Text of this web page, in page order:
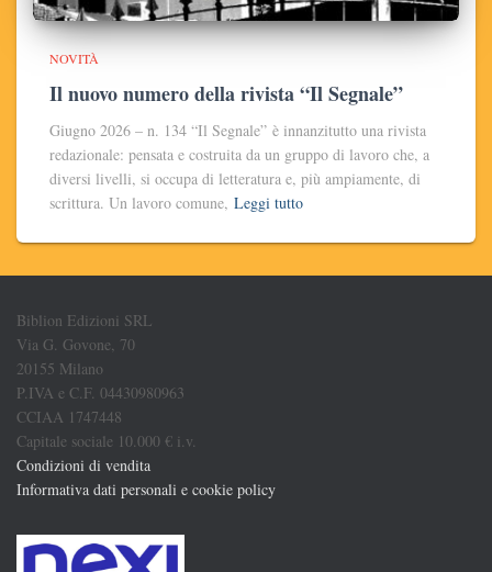
NOVITÀ
Il nuovo numero della rivista “Il Segnale”
Giugno 2026 – n. 134 “Il Segnale” è innanzitutto una rivista
redazionale: pensata e costruita da un gruppo di lavoro che, a
diversi livelli, si occupa di letteratura e, più ampiamente, di
scrittura. Un lavoro comune, Leggi tutto
Biblion Edizioni SRL
Via G. Govone, 70
20155 Milano
P.IVA e C.F. 04430980963
CCIAA 1747448
Capitale sociale 10.000 € i.v.
Condizioni di vendita
Informativa dati personali e cookie policy